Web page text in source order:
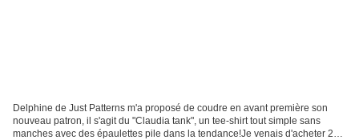
Delphine de Just Patterns m'a proposé de coudre en avant première son
nouveau patron, il s'agit du "Claudia tank", un tee-shirt tout simple sans
manches avec des épaulettes pile dans la tendance!Je venais d'acheter 2